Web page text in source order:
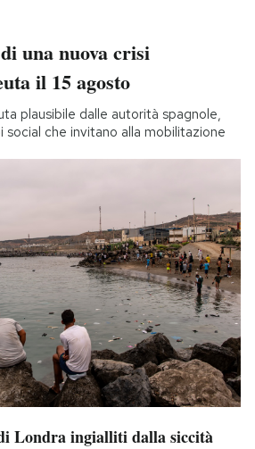
una nuova crisi
il 15 agosto
plausibile dalle autorità spagnole,
social che invitano alla mobilitazione
Londra ingialliti dalla siccità